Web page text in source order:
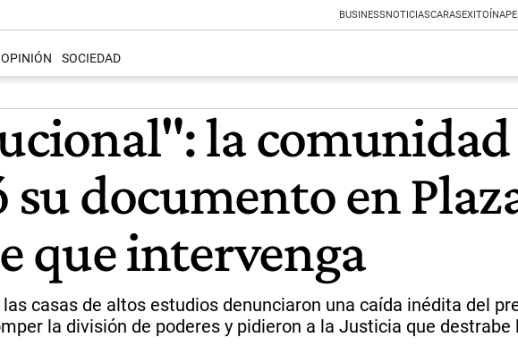
BUSINESSNOTICIASCARASEXITOÍNA
OPINIÓN SOCIEDAD
la comunidad
documento en
que intervenga
casas de altos estudios denunciaron una caída inédita del
la división de poderes y pidieron a la Justicia que